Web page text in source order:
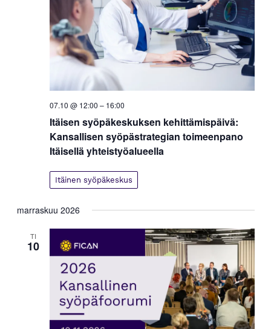
07.10 @ 12:00 – 16:00
Itäisen syöpäkeskuksen kehittämispäivä:
Kansallisen syöpästrategian toimeenpano
Itäisellä yhteistyöalueella
Itäinen syöpäkeskus
marraskuu 2026
TI
10